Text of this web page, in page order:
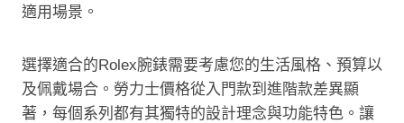
適用場景。
選擇適合的Rolex腕錶需要考慮您的生活風格、預算以
及佩戴場合。勞力士價格從入門款到進階款差異顯
著，每個系列都有其獨特的設計理念與功能特色。讓